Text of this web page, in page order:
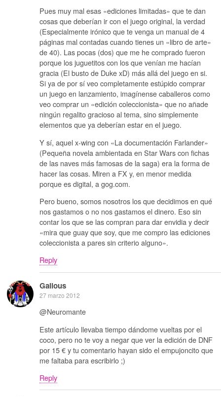
Pues muy mal esas «ediciones limitadas» que te dan
cosas que deberían ir con el juego original, la verdad
(Especialmente irónico que te venga un manual de 4
páginas mal contadas cuando tienes un «libro de arte»
de 40). Las pocas (dos) que me he comprado fueron
porque los juguetitos con los que venían me hacían
gracia (El busto de Duke xD) más allá del juego en si.
Si ya de por sí veo completamente estúpido comprar
un juego en lanzamiento, imagínense caballeros como
veo comprar un «edición coleccionista» que no añade
ningún regalito gracioso al tema, sino simplemente
elementos que ya deberían estar en el juego.
Y sí, aquel x-wing con «La documentación Farlander»
(Pequeña novela ambientada en Star Wars con fichas
de las naves más famosas de la saga) era la forma de
hacer las cosas. Miren a FX y, en menor medida
porque es digital, a gog.com.
Pero bueno, somos nosotros los que decidimos en qué
nos gastamos o no nos gastamos el dinero. Eso sin
contar los que se las compran para dar envidia y decir
«mira que guay que soy, que me compro las ediciones
coleccionista a pares sin criterio alguno».
Reply
Galious
27 marzo 2012
@Neuromante
Este artículo llevaba tiempo dándome vueltas por el
coco, pero no te voy a negar que ver la edición de DNF
por 15 € y tu comentario hayan sido el empujoncito que
me faltaba para escribirlo ;)
Reply